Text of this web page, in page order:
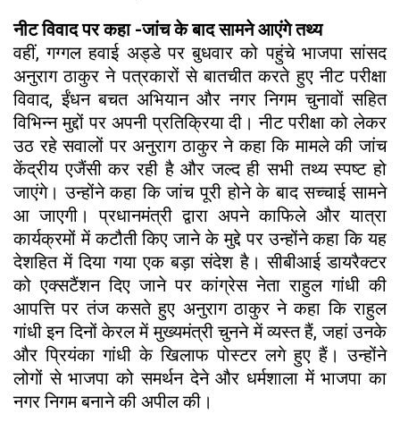
नीट विवाद पर कहा -जांच के बाद सामने आएंगे तथ्य
वहीं, गग्गल हवाई अड्डे पर बुधवार को पहुंचे भाजपा सांसद
अनुराग ठाकुर ने पत्रकारों से बातचीत करते हुए नीट परीक्षा
विवाद, ईंधन बचत अभियान और नगर निगम चुनावों सहित
विभिन्न मुद्दों पर अपनी प्रतिक्रिया दी। नीट परीक्षा को लेकर
उठ रहे सवालों पर अनुराग ठाकुर ने कहा कि मामले की जांच
केंद्रीय एजैंसी कर रही है और जल्द ही सभी तथ्य स्पष्ट हो
जाएंगे। उन्होंने कहा कि जांच पूरी होने के बाद सच्चाई सामने
आ जाएगी। प्रधानमंत्री द्वारा अपने काफिले और यात्रा
कार्यक्रमों में कटौती किए जाने के मुद्दे पर उन्होंने कहा कि यह
देशहित में दिया गया एक बड़ा संदेश है। सीबीआई डायरैक्टर
को एक्सटैंशन दिए जाने पर कांग्रेस नेता राहुल गांधी की
आपत्ति पर तंज कसते हुए अनुराग ठाकुर ने कहा कि राहुल
गांधी इन दिनों केरल में मुख्यमंत्री चुनने में व्यस्त हैं, जहां उनके
और प्रियंका गांधी के खिलाफ पोस्टर लगे हुए हैं। उन्होंने
लोगों से भाजपा को समर्थन देने और धर्मशाला में भाजपा का
नगर निगम बनाने की अपील की।